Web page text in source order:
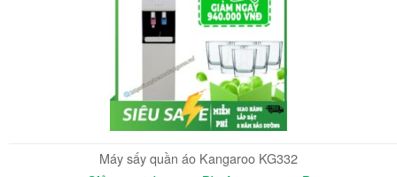
Máy sấy quần áo Kangaroo KG332